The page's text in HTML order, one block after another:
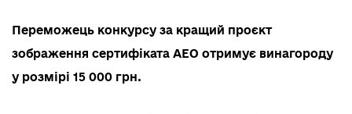
Переможець конкурсу за кращий проєкт
зображення сертифіката АЕО отримує винагороду
у розмірі 15 000 грн.